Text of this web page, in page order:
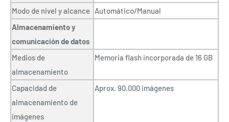
Modo de nivel y alcance Automático/Manual
Almacenamiento y
comunicación de datos
Medios de
almacenamiento
Memoria flash incorporada de 16 GB
Capacidad de
almacenamiento de
imágenes
Aprox. 90.000 imágenes